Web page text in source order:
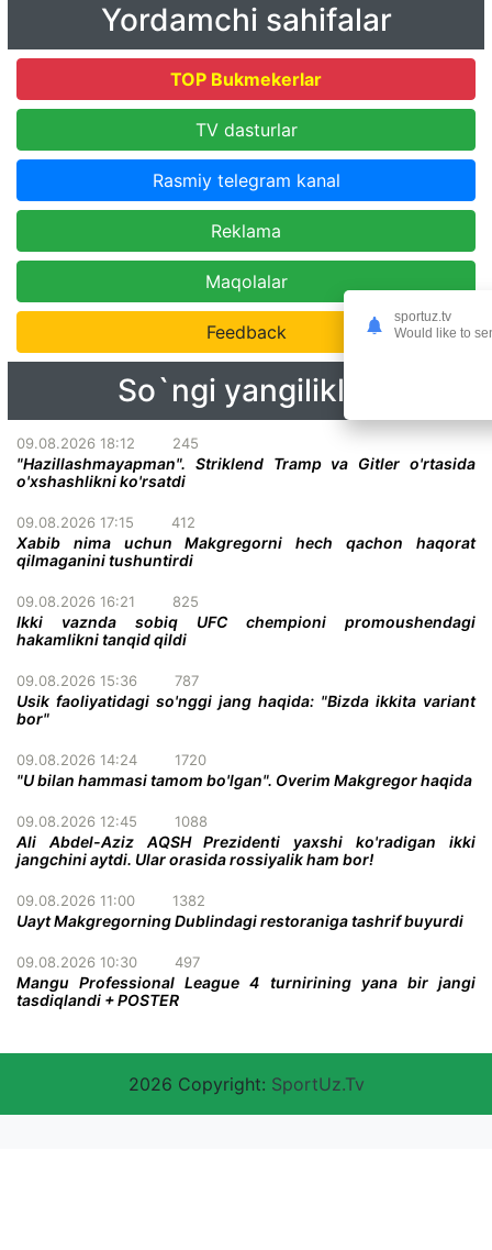
Yordamchi sahifalar
TOP Bukmekerlar
TV dasturlar
Rasmiy telegram kanal
Reklama
Maqolalar
Feedback
So`ngi yangiliklar
09.08.2026 18:12 245
"Hazillashmayapman". Striklend Tramp va Gitler o'rtasida
o'xshashlikni ko'rsatdi
09.08.2026 17:15 412
Xabib nima uchun Makgregorni hech qachon haqorat
qilmaganini tushuntirdi
09.08.2026 16:21 825
Ikki vaznda sobiq UFC chempioni promoushendagi
hakamlikni tanqid qildi
09.08.2026 15:36 787
Usik faoliyatidagi so'nggi jang haqida: "Bizda ikkita variant
bor"
09.08.2026 14:24 1720
"U bilan hammasi tamom bo'lgan". Overim Makgregor haqida
09.08.2026 12:45 1088
Ali Abdel-Aziz AQSH Prezidenti yaxshi ko'radigan ikki
jangchini aytdi. Ular orasida rossiyalik ham bor!
09.08.2026 11:00 1382
Uayt Makgregorning Dublindagi restoraniga tashrif buyurdi
09.08.2026 10:30 497
Mangu Professional League 4 turnirining yana bir jangi
tasdiqlandi + POSTER
2026 Copyright: SportUz.Tv
sportuz.tv
Would like to